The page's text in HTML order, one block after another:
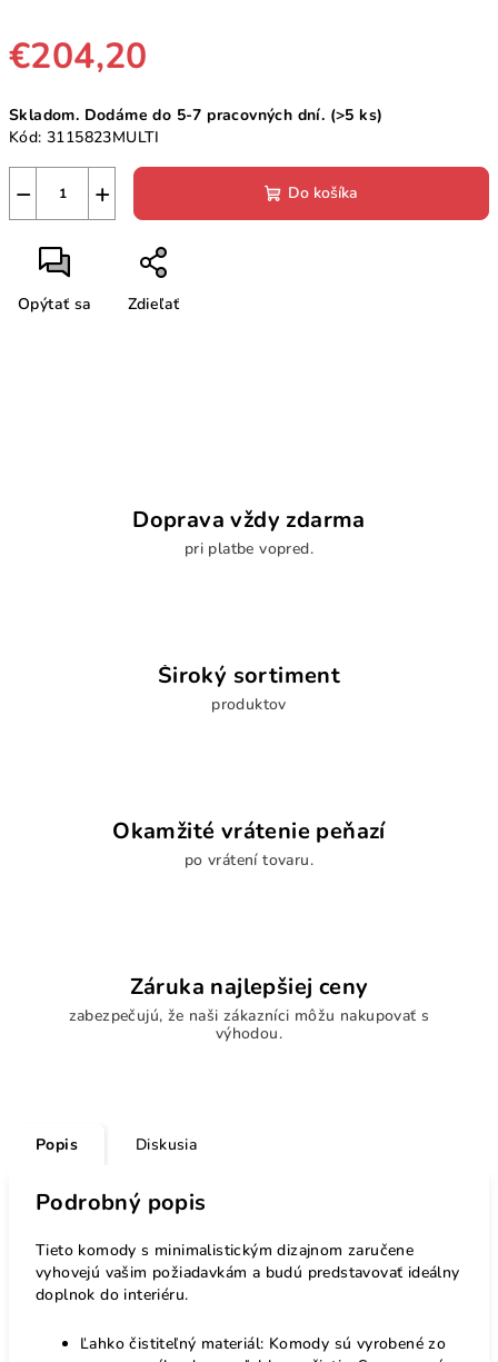
€204,20
cena:
Skladom. Dodáme do 5-7 pracovných dní. (>5 ks)
Kód: 3115823MULTI
+
− Do košíka
Opýtať sa Zdieľať
Doprava vždy zdarma
pri platbe vopred.
Široký sortiment
produktov
Okamžité vrátenie peňazí
po vrátení tovaru.
Záruka najlepšiej ceny
zabezpečujú, že naši zákazníci môžu nakupovať s
výhodou.
Popis Diskusia
Podrobný popis
Tieto komody s minimalistickým dizajnom zaručene
vyhovejú vašim požiadavkám a budú predstavovať ideálny
doplnok do interiéru.
Ľahko čistiteľný materiál: Komody sú vyrobené zo